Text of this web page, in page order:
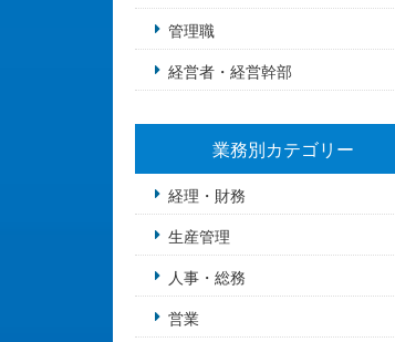
管理職
経営者・経営幹部
業務別カテゴリー
経理・財務
生産管理
人事・総務
営業